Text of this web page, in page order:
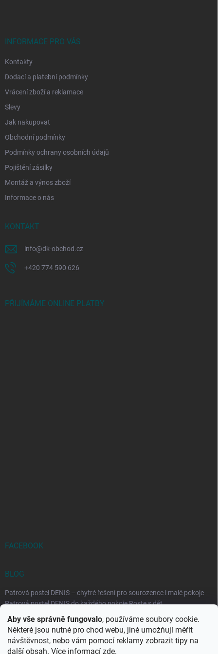
Aby vše správně fungovalo, používáme soubory cookie.
Některé jsou nutné pro chod webu, jiné umožňují měřit
návštěvnost, nebo vám pomocí reklamy zobrazit tipy na
další obsah. Více informací zde.
INFORMACE PRO VÁS
Kontakty
Dodací a platební podmínky
Vrácení zboží a reklamace
Slevy
Jak nakupovat
Obchodní podmínky
Podmínky ochrany osobních údajů
Pojištění zásilky
Montáž a výnos zboží
Informace o nás
KONTAKT
info@dk-obchod.cz
+420 774 590 626
PŘIJÍMÁME ONLINE PLATBY
FACEBOOK
BLOG
Patrová postel DENIS – chytré řešení pro sourozence i malé pokoje
Patrová postel DENIS do každého pokoje Roste s dět...
Rozkládací postele RELAX – ideální řešení pro malé prostory i
každodenní spaní
Rozkládací postel, která se přizpůsobí vašemu živo...